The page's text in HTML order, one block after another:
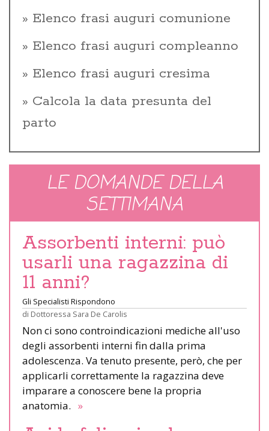
Elenco frasi auguri comunione
Elenco frasi auguri compleanno
Elenco frasi auguri cresima
Calcola la data presunta del
parto
LE DOMANDE DELLA
SETTIMANA
Assorbenti interni: può
usarli una ragazzina di
11 anni?
Gli Specialisti Rispondono
di Dottoressa Sara De Carolis
Non ci sono controindicazioni mediche all'uso
degli assorbenti interni fin dalla prima
adolescenza. Va tenuto presente, però, che per
applicarli correttamente la ragazzina deve
imparare a conoscere bene la propria
anatomia. »